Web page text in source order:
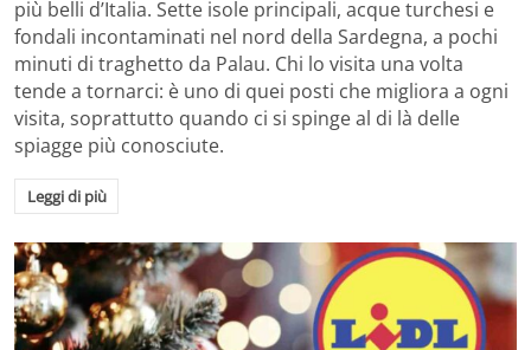
più belli d’Italia. Sette isole principali, acque turchesi e
fondali incontaminati nel nord della Sardegna, a pochi
minuti di traghetto da Palau. Chi lo visita una volta
tende a tornarci: è uno di quei posti che migliora a ogni
visita, soprattutto quando ci si spinge al di là delle
spiagge più conosciute.
Leggi di più